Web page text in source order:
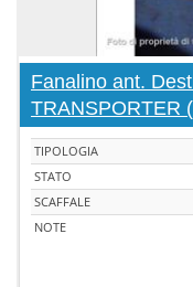
Fanalino ant.
TRANSPORTER
TIPOLOGIA
STATO
SCAFFALE
NOTE